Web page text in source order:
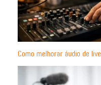
Como melhorar áudio de